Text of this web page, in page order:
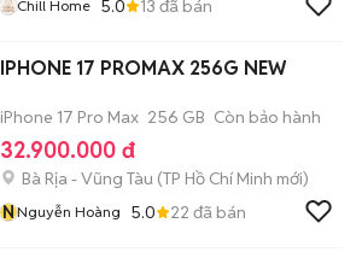
Chill Home 5.0 13 đã bán
IPHONE 17 PROMAX 256G NEW
iPhone 17 Pro Max 256 GB Còn bảo hành
32.900.000 đ
Bà Rịa - Vũng Tàu (TP Hồ Chí Minh mới)
NNguyễn Hoàng 5.0 22 đã bán